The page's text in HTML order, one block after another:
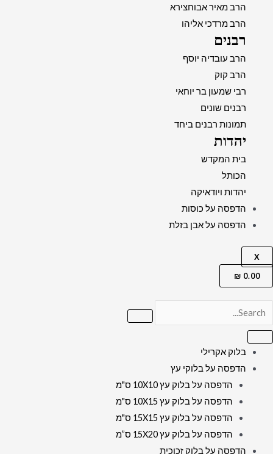
הרב מאיר אבוחצירא
הרב מרדכי אליהו
רבנים
הרב עובדיה יוסף
הרב קוק
רבי שמעון בר יוחאי
רבנים שונים
תמונות רבנים ביחד
יהדות
בית המקדש
הכותל
יהדות ויודאיקה
הדפסה על כוסות
הדפסה על אבן בזלת
X
0.00
₪
בלוק אקרילי
הדפסה על בלוקי עץ
הדפסה על בלוק עץ 10X10 ס"מ
הדפסה על בלוק עץ 10X15 ס"מ
הדפסה על בלוק עץ 15X15 ס"מ
הדפסה על בלוק עץ 15X20 ס”מ
הדפסה על בלוק זכוכית